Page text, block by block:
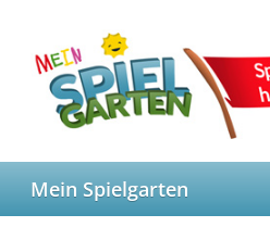
content
Mein Spielgarten